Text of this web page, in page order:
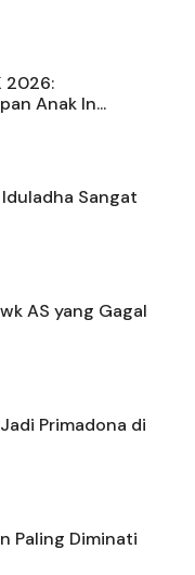
2026:
Anak In...
Sangat
AS yang Gagal
Primadona di
Paling Diminati